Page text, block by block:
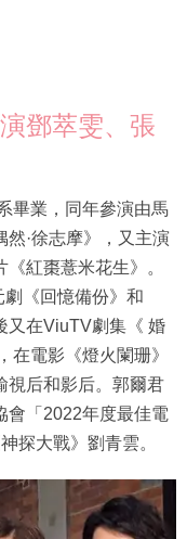
鄧萃雯、張
畢業，同年參演由馬
·徐志摩》，又主演
紅棗薏米花生》。
《回憶備份》和
又在ViuTV劇集《 婚
在電影《燈火闌珊》
視后和影后。郭爾君
會「2022年度最佳電
探大戰》劉青雲。